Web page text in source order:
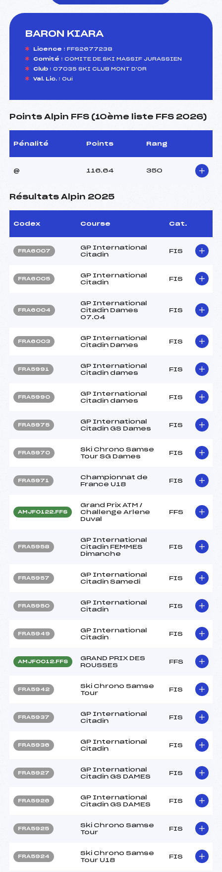
BARON KIARA
Licence : FFS2677238
Comité : COMITE DE SKI MASSIF JURASSIEN
Club : 07035 SKI CLUB MONT D'OR
Val. Lic. : Oui
Points Alpin FFS (10ème liste FFS 2026)
Pénalité Points Rang
@ 116.64 350
Résultats Alpin 2025
Codex Course Cat.
FRA6007
GP International
Citadin
FIS
FRA6005
GP International
Citadin
FIS
FRA6004
GP International
Citadin Dames
07.04
FIS
FRA6003
GP International
Citadin Dames
FIS
FRA5991
GP International
Citadin dames
FIS
FRA5990
GP International
Citadin dames
FIS
FRA5975
GP International
Citadin GS Dames
FIS
FRA5970
Ski Chrono Samse
Tour SG Dames
FIS
FRA5971
Championnat de
France U18
FIS
AMJF0122.FFS
Grand Prix ATM /
Challenge Arlene
Duval
FFS
FRA5958
GP International
Citadin FEMMES
Dimanche
FIS
FRA5957
GP International
Citadin Samedi
FIS
FRA5950
GP International
Citadin
FIS
FRA5949
GP International
Citadin
FIS
AMJF0012.FFS
GRAND PRIX DES
ROUSSES
FFS
FRA5942
Ski Chrono Samse
Tour
FIS
FRA5937
GP International
Citadin
FIS
FRA5936
GP International
Citadin
FIS
FRA5927
GP International
Citadin GS DAMES
FIS
FRA5926
GP International
Citadin GS DAMES
FIS
FRA5925
Ski Chrono Samse
Tour
FIS
FRA5924
Ski Chrono Samse
Tour U18
FIS